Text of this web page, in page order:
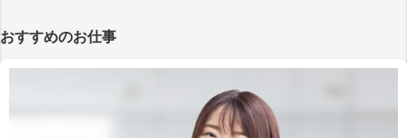
おすすめのお仕事